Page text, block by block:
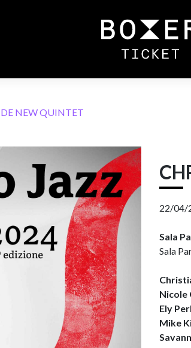
NEW QUINTET
22/04/
Sala
Sala
Nicole
Ely
Mike